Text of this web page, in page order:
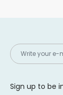
Sign up to be